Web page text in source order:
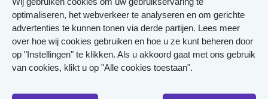
3995 AX Houten
0306348900
Meer contact
Veterinair Vangnet
Pers
optimaliseren, het webverkeer te analyseren en om gerichte
advertenties te kunnen tonen via derde partijen. Lees meer
over hoe wij cookies gebruiken en hoe u ze kunt beheren door
op "Instellingen" te klikken. Als u akkoord gaat met ons gebruik
van cookies, klikt u op "Alle cookies toestaan".